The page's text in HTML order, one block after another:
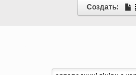
Создать: